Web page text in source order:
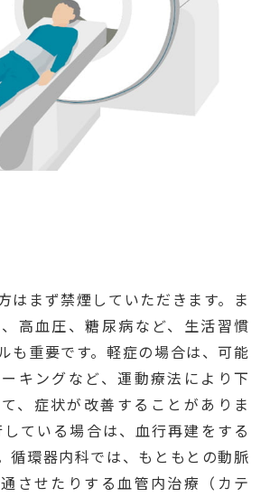
はまず禁煙していただきます。ま
高血圧、糖尿病など、生活習慣
も重要です。軽症の場合は、可能
キングなど、運動療法により下
、症状が改善することがありま
ている場合は、血行再建をする
循環器内科では、もともとの動脈
させたりする血管内治療（カテ